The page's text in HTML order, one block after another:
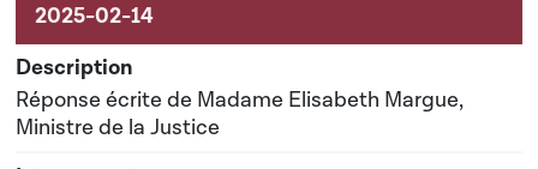
Réponse écrite de Madame Elisabeth Margue,
Ministre de la Justice